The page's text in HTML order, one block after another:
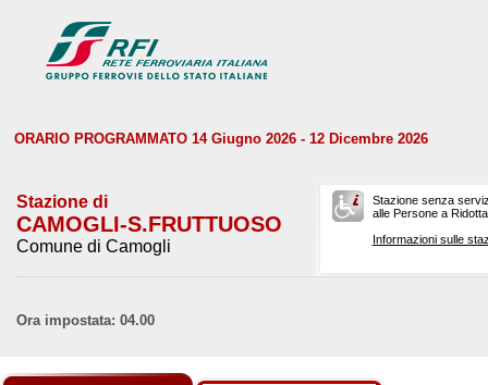
ORARIO PROGRAMMATO 14 Giugno 2026 - 12 Dicembre 2026
Stazione di
CAMOGLI-S.FRUTTUOSO
Comune di Camogli
Stazione senza
alle Persone a
Informazioni sulle
Ora impostata: 04.00